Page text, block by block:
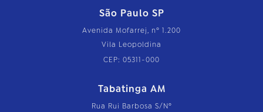
São Paulo SP
Avenida Mofarrej, nº 1.200
Vila Leopoldina
CEP: 05311-000
Tabatinga AM
Rua Rui Barbosa S/Nº